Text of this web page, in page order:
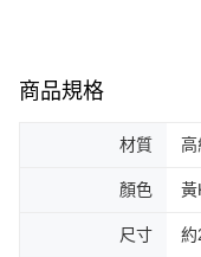
商品規格
材質 高
顏色 黃
尺寸 約